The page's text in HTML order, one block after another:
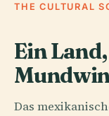
THE CULTURAL
Ein
Das